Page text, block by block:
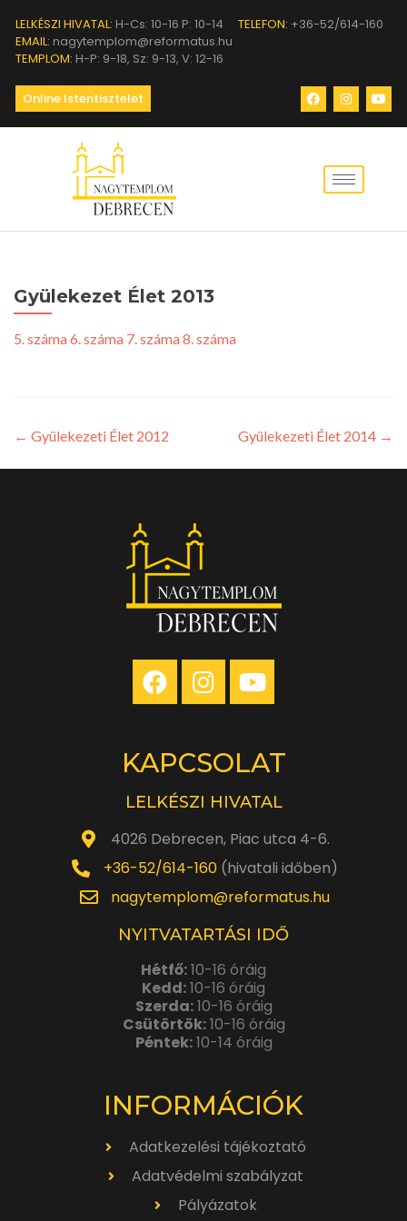
LELKÉSZI HIVATAL: H-Cs: 10-16 P: 10-14 TELEFON: +36-52/614-160
EMAIL: nagytemplom@reformatus.hu
TEMPLOM: H-P: 9-18, Sz: 9-13, V: 12-16
Online Istentisztelet
Gyülekezet Élet 2013
5. száma6. száma 7. száma8. száma
← Gyülekezeti Élet 2012 Gyülekezeti Élet 2014 →
KAPCSOLAT
LELKÉSZI HIVATAL
4026 Debrecen, Piac utca 4-6.
+36-52/614-160(hivatali időben)
nagytemplom@reformatus.hu
NYITVATARTÁSI IDŐ
Hétfő:10-16 óráig
Kedd:10-16 óráig
Szerda:10-16 óráig
Csütörtök:10-16 óráig
Péntek:10-14 óráig
INFORMÁCIÓK
Adatkezelési tájékoztató
Adatvédelmi szabályzat
Pályázatok